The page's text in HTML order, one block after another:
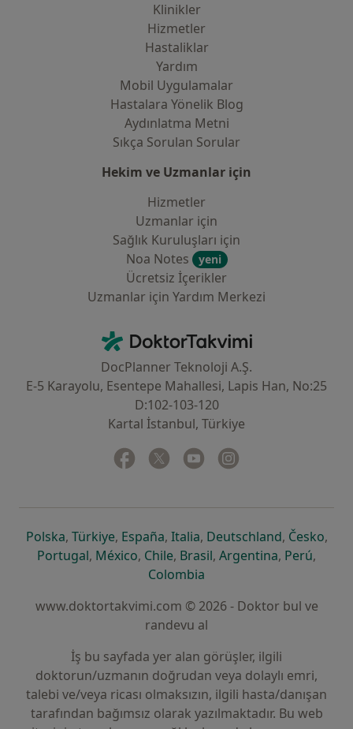
Klinikler
Hizmetler
Hastaliklar
Yardım
Mobil Uygulamalar
Hastalara Yönelik Blog
Aydınlatma Metni
Sıkça Sorulan Sorular
Hekim ve Uzmanlar için
Hizmetler
Uzmanlar için
Sağlık Kuruluşları için
Noa Notes
yeni
Ücretsiz İçerikler
Uzmanlar için Yardım Merkezi
DoktorTakvimi - Ana Sayfa
DocPlanner Teknoloji A.Ş.
E-5 Karayolu, Esentepe Mahallesi, Lapis Han, No:25
D:102-103-120
Kartal İstanbul, Türkiye
Facebook
yeni bir sekmede açılır
Twitter
yeni bir sekmede açılır
Youtube
yeni bir sekmede açılır
Polskayeni bir sekmede açılır
, Türkiyeyeni bir sekmede açılır
, Españayeni bir sekmede açılır
, Italiayeni bir sekmede açılır
, Deutschlandyeni bir
, Českoyeni
,
Portugalyeni bir sekmede açılır
, Méxicoyeni bir sekmede açılır
, Chileyeni bir sekmede açılır
, Brasilyeni bir sekmede açılır
, Argentinayeni bir
, Perúyeni
,
Colombia
www.doktortakvimi.com © 2026 - Doktor bul ve
randevu al
İş bu sayfada yer alan görüşler, ilgili
doktorun/uzmanın doğrudan veya dolaylı emri,
talebi ve/veya ricası olmaksızın, ilgili hasta/danışan
tarafından bağımsız olarak yazılmaktadır. Bu web